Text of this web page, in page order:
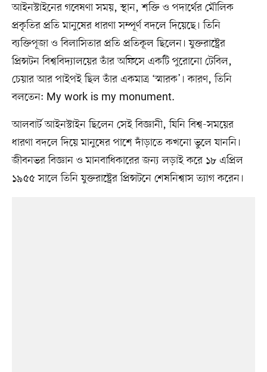
আইনস্টাইনের গবেষণা সময়, স্থান, শক্তি ও পদার্থের মৌলিক
প্রকৃতির প্রতি মানুষের ধারণা সম্পূর্ণ বদলে দিয়েছে। তিনি
ব্যক্তিপূজা ও বিলাসিতার প্রতি প্রতিকূল ছিলেন। যুক্তরাষ্ট্রের
প্রিন্সটন বিশ্ববিদ্যালয়ের তাঁর অফিসে একটি পুরোনো টেবিল,
চেয়ার আর পাইপই ছিল তাঁর একমাত্র ‘স্মারক’। কারণ, তিনি
বলতেন: My work is my monument.
আলবার্ট আইনস্টাইন ছিলেন সেই বিজ্ঞানী, যিনি বিশ্ব-সময়ের
ধারণা বদলে দিয়ে মানুষের পাশে দাঁড়াতে কখনো ভুলে যাননি।
জীবনভর বিজ্ঞান ও মানবাধিকারের জন্য লড়াই করে ১৮ এপ্রিল
১৯৫৫ সালে তিনি যুক্তরাষ্ট্রের প্রিন্সটনে শেষনিশ্বাস ত্যাগ করেন।